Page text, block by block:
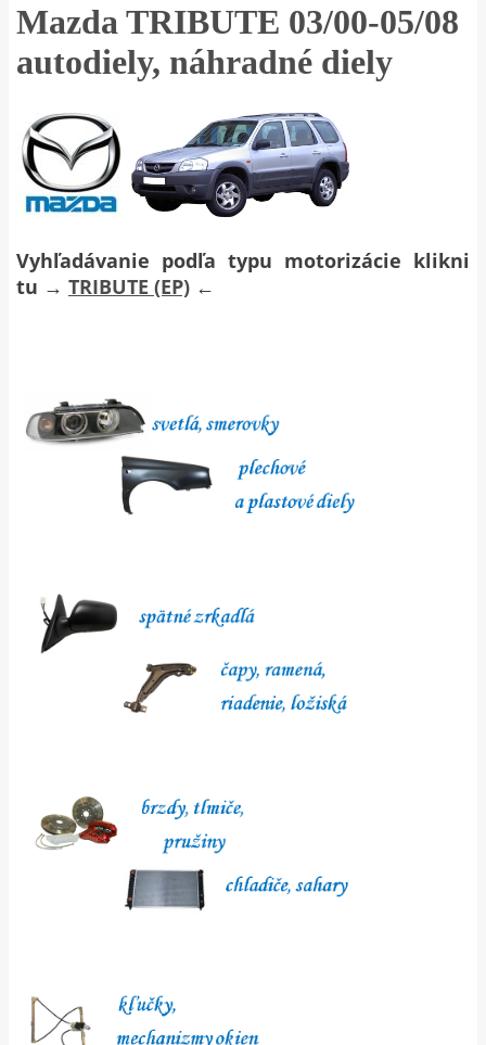
Mazda TRIBUTE 03/00-05/08
autodiely, náhradné diely
Vyhľadávanie podľa typu motorizácie klikni
tu → TRIBUTE (EP) ←